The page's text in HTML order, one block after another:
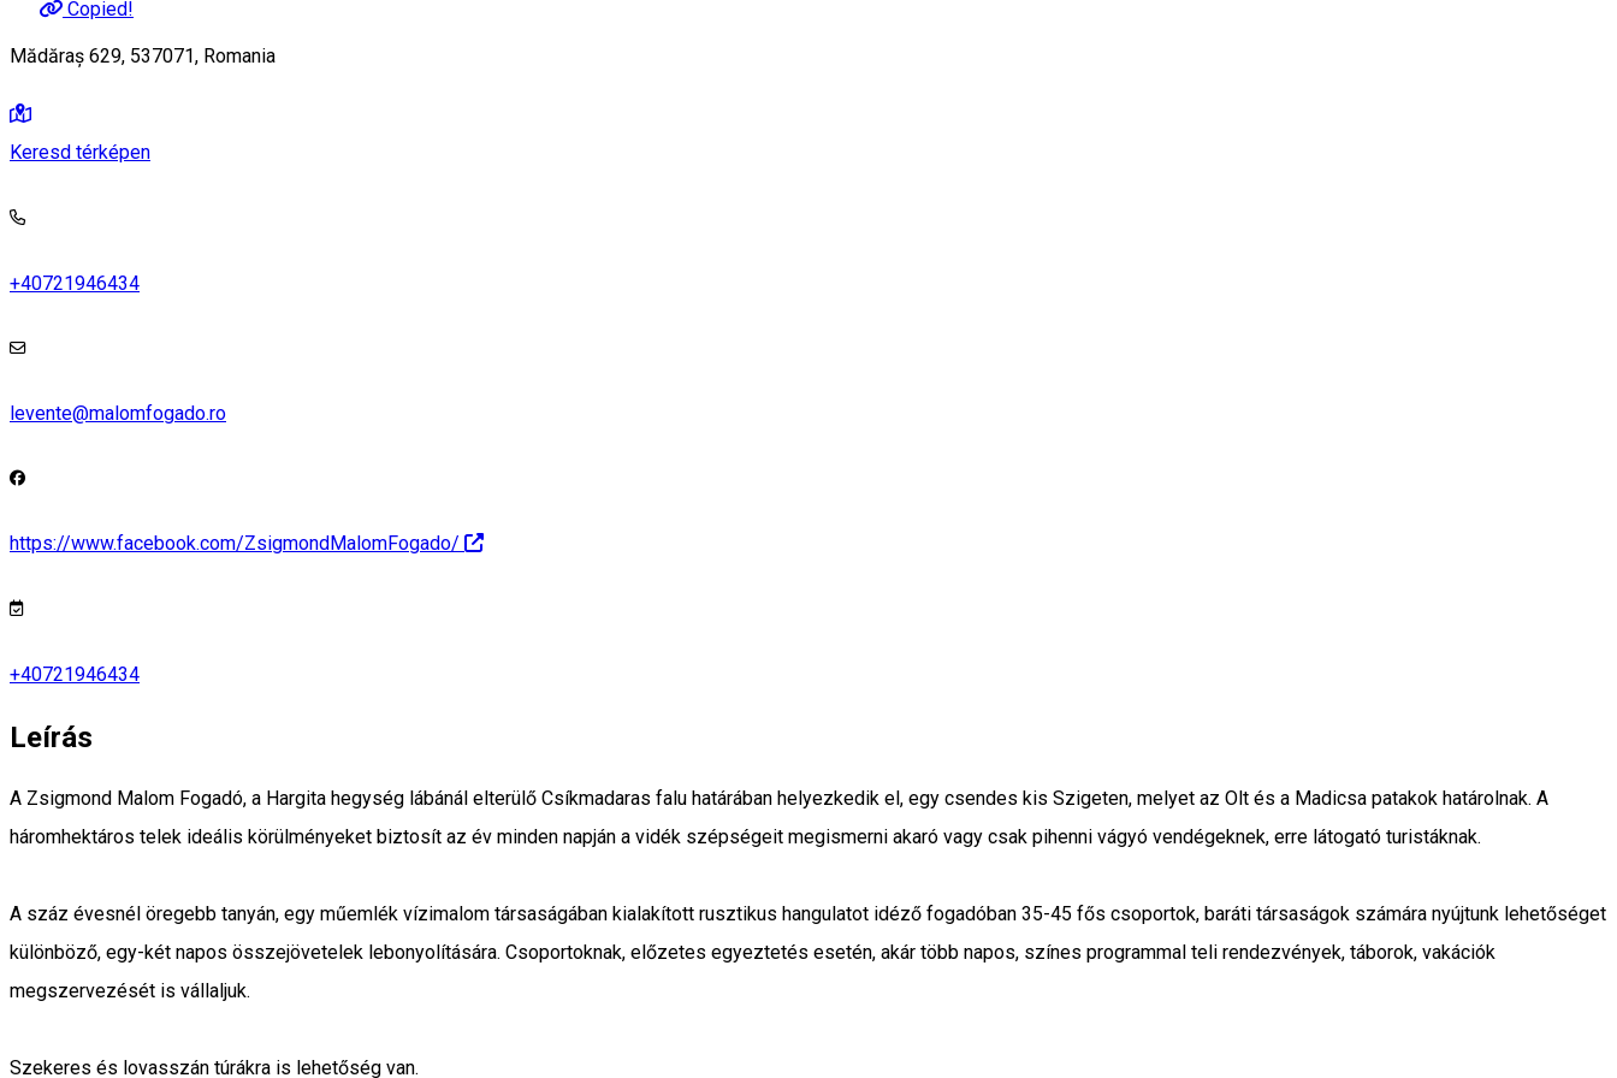
Copied!
Mădăraș 629, 537071, Romania
Keresd térképen
+40721946434
levente@malomfogado.ro
https://www.facebook.com/ZsigmondMalomFogado/
+40721946434
Leírás
A Zsigmond Malom Fogadó, a Hargita hegység lábánál elterülő Csíkmadaras falu határában helyezkedik el, egy csendes kis Szigeten, melyet az Olt és a Madicsa patakok határolnak. A
háromhektáros telek ideális körülményeket biztosít az év minden napján a vidék szépségeit megismerni akaró vagy csak pihenni vágyó vendégeknek, erre látogató turistáknak.
A száz évesnél öregebb tanyán, egy műemlék vízimalom társaságában kialakított rusztikus hangulatot idéző fogadóban 35-45 fős csoportok, baráti társaságok számára nyújtunk lehetőséget
különböző, egy-két napos összejövetelek lebonyolítására. Csoportoknak, előzetes egyeztetés esetén, akár több napos, színes programmal teli rendezvények, táborok, vakációk
megszervezését is vállaljuk.
Szekeres és lovasszán túrákra is lehetőség van.